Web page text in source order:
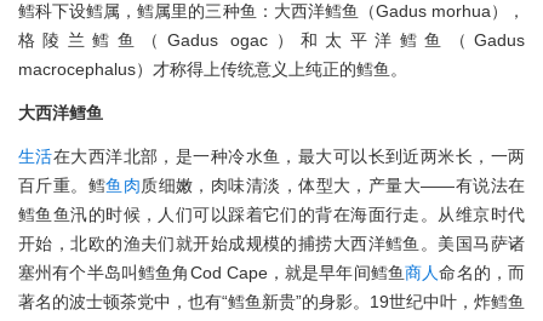
鳕科下设鳕属，鳕属里的三种鱼：大西洋鳕鱼（Gadus morhua），
格陵兰鳕鱼（Gadus ogac）和太平洋鳕鱼（Gadus
macrocephalus）才称得上传统意义上纯正的鳕鱼。
大西洋鳕鱼
生活在大西洋北部，是一种冷水鱼，最大可以长到近两米长，一两
百斤重。鳕鱼肉质细嫩，肉味清淡，体型大，产量大——有说法在
鳕鱼鱼汛的时候，人们可以踩着它们的背在海面行走。从维京时代
开始，北欧的渔夫们就开始成规模的捕捞大西洋鳕鱼。美国马萨诸
塞州有个半岛叫鳕鱼角Cod Cape，就是早年间鳕鱼商人命名的，而
著名的波士顿茶党中，也有“鳕鱼新贵”的身影。19世纪中叶，炸鳕鱼